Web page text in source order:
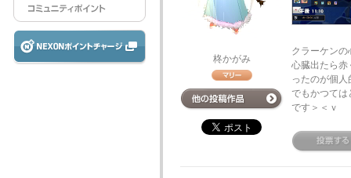
柊かがみ
クラーケン
心臓出たら赤
ったのが個
でもかつては
です＞＜ｖ